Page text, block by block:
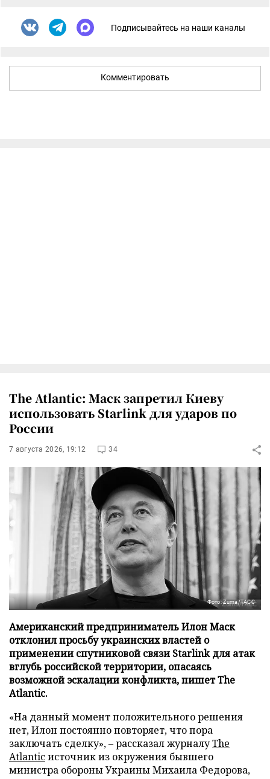
Подписывайтесь на наши каналы
Комментировать
The Atlantic: Маск запретил Киеву
использовать Starlink для ударов по
России
7 августа 2026, 19:12 34
Фото: Zuma/ТАСС
Американский предприниматель Илон Маск
отклонил просьбу украинских властей о
применении спутниковой связи Starlink для атак
вглубь российской территории, опасаясь
возможной эскалации конфликта, пишет The
Atlantic.
«На данный момент положительного решения
нет, Илон постоянно повторяет, что пора
заключать сделку», – рассказал журналуThe
Atlanticисточник из окружения бывшего
министра обороны Украины Михаила Федорова,